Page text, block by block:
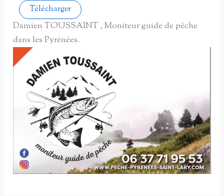
Télécharger
Damien TOUSSAINT , Moniteur guide de pêche
dans les Pyrénées.